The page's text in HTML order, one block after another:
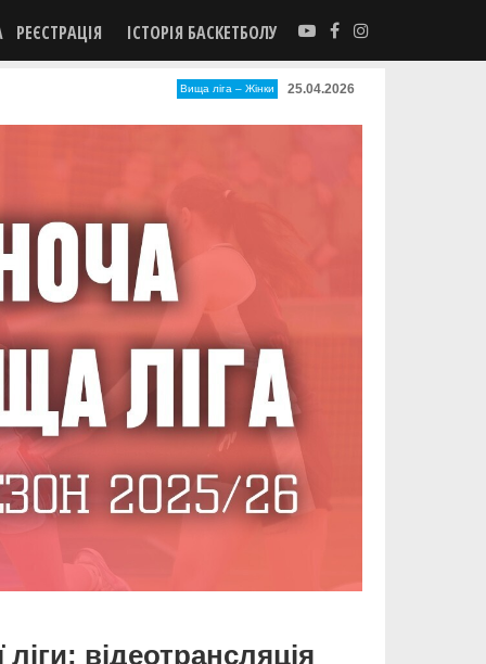
РЕЄСТРАЦІЯ ІСТОРІЯ БАСКЕТБОЛУ
Вища лiга – Жiнки 25.04.2026
відеотрансляція